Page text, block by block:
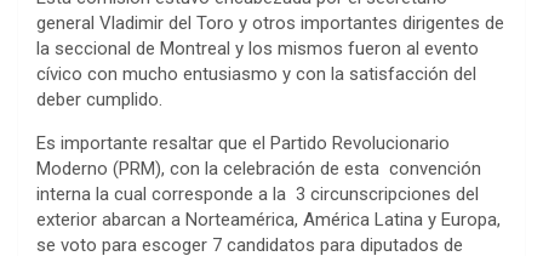
general Vladimir del Toro y otros importantes dirigentes de
la seccional de Montreal y los mismos fueron al evento
cívico con mucho entusiasmo y con la satisfacción del
deber cumplido.
Es importante resaltar que el Partido Revolucionario
Moderno (PRM), con la celebración de esta convención
interna la cual corresponde a la 3 circunscripciones del
exterior abarcan a Norteamérica, América Latina y Europa,
se voto para escoger 7 candidatos para diputados de